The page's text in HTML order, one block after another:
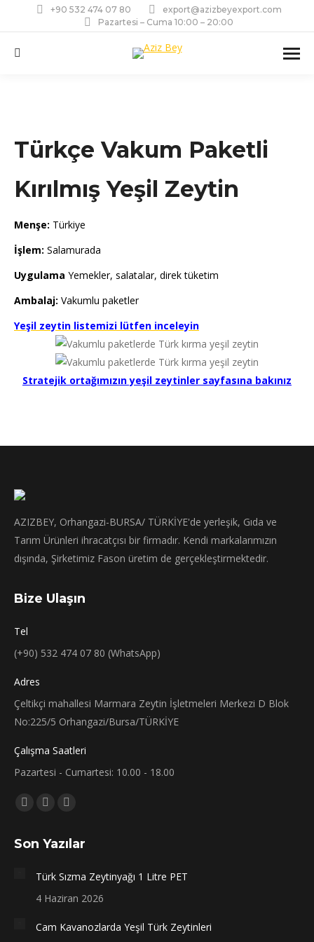
+90 532 474 07 80
export@azizbeyexport.com
Pazartesi – Cuma 10:00 – 20:00
Ara:
Türkçe Vakum Paketli
Kırılmış Yeşil Zeytin
Menşe: Türkiye
İşlem: Salamurada
Uygulama Yemekler, salatalar, direk tüketim
Ambalaj: Vakumlu paketler
Yeşil zeytin listemizi lütfen inceleyin
Stratejik ortağımızın yeşil zeytinler sayfasına bakınız
AZIZBEY, Orhangazi-BURSA/ TÜRKİYE'de yerleşik, Gıda ve
Tarım Ürünleri ihracatçısı bir firmadır. Kendi markalarımızın
dışında, Şirketimiz Fason üretim de gerçekleştirmektedir.
Bize Ulaşın
Tel
(+90) 532 474 07 80 (WhatsApp)
Adres
Çeltikçi mahallesi Marmara Zeytin İşletmeleri Merkezi D Blok
No:225/5 Orhangazi/Bursa/TÜRKİYE
Çalışma Saatleri
Pazartesi - Cumartesi: 10.00 - 18.00
Bizi bulun:
Facebook
yeni
pencerede
açılır
X
yeni
pencerede
açılır
Instagram
yeni
pencerede
açılır
Son Yazılar
Türk Sızma Zeytinyağı 1 Litre PET
4 Haziran 2026
Cam Kavanozlarda Yeşil Türk Zeytinleri